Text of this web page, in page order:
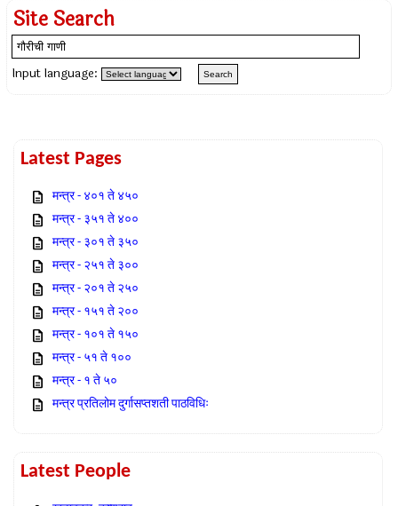
Site Search
Input language:
Latest Pages
मन्त्र - ४०१ ते ४५०
मन्त्र - ३५१ ते ४००
मन्त्र - ३०१ ते ३५०
मन्त्र - २५१ ते ३००
मन्त्र - २०१ ते २५०
मन्त्र - १५१ ते २००
मन्त्र - १०१ ते १५०
मन्त्र - ५१ ते १००
मन्त्र - १ ते ५०
मन्त्र प्रतिलोम दुर्गासप्तशती पाठविधिः
Latest People